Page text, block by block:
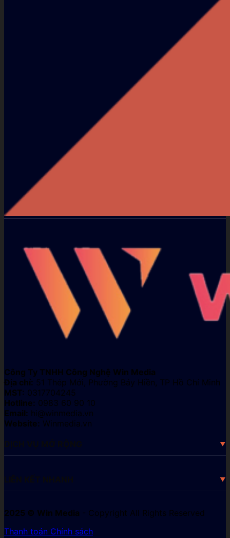
Công Ty TNHH Công Nghệ Win Media
Địa chỉ: 51 Thép Mới, Phường Bảy Hiền, TP Hồ Chí Minh
MST: 0317704245
Hotline: 0983 60 90 10
Email: hi@winmedia.vn
Website: Winmedia.vn
DỊCH VỤ MỞ RỘNG
LIÊN KẾT NHANH
2025 © Win Media - Copyright All Rights Reserved
Thanh toán Chính sách